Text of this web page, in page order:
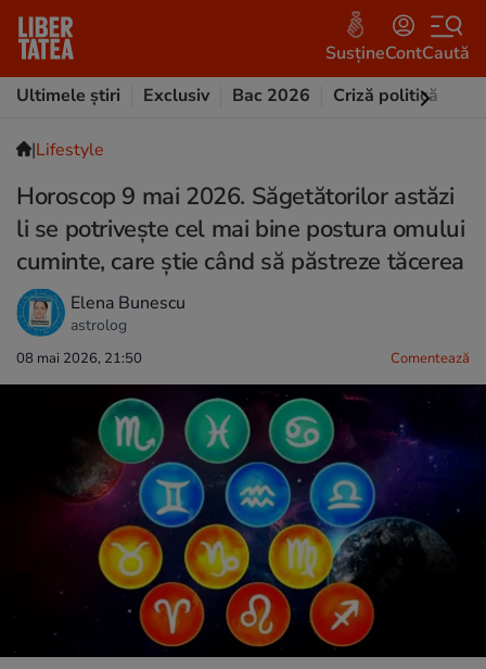
SusțineContCaută
Ultimele știri
Exclusiv Bac 2026 Criză politică
|Lifestyle
Horoscop 9 mai 2026. Săgetătorilor astăzi
li se potrivește cel mai bine postura omului
cuminte, care știe când să păstreze tăcerea
Elena Bunescu
astrolog
08 mai 2026, 21:50 Comentează